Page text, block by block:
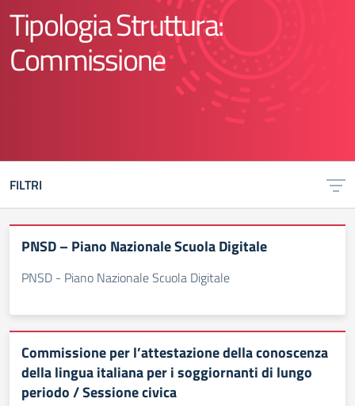
Tipologia Struttura:
Commissione
FILTRI
PNSD – Piano Nazionale Scuola Digitale
PNSD - Piano Nazionale Scuola Digitale
Commissione per l’attestazione della conoscenza
della lingua italiana per i soggiornanti di lungo
periodo / Sessione civica